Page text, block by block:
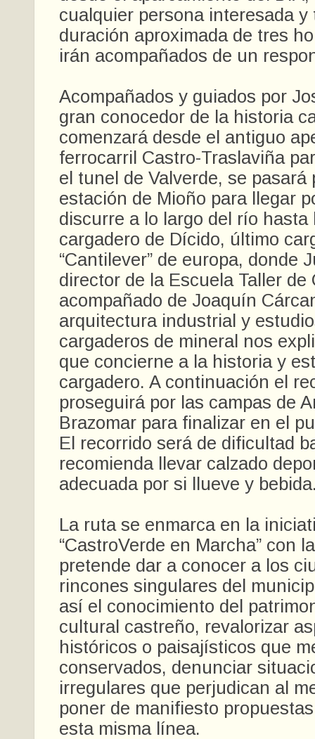
cualquier persona interesada y
duración aproximada de tres
irán acompañados de un
Acompañados y guiados por
gran conocedor de la historia
comenzará desde el antiguo
ferrocarril Castro-Traslaviña
el tunel de Valverde, se pasará
estación de Mioño para llegar
discurre a lo largo del río hasta
cargadero de Dícido, último
“Cantilever” de europa, donde
director de la Escuela Taller de
acompañado de Joaquín
arquitectura industrial y
cargaderos de mineral nos
que concierne a la historia y
cargadero. A continuación el
proseguirá por las campas de
Brazomar para finalizar en el
El recorrido será de dificultad
recomienda llevar calzado
adecuada por si llueve y
La ruta se enmarca en la
“CastroVerde en Marcha” con
pretende dar a conocer a los
rincones singulares del
así el conocimiento del
cultural castreño, revalorizar
históricos o paisajísticos que
conservados, denunciar
irregulares que perjudican al
poner de manifiesto
esta misma línea.